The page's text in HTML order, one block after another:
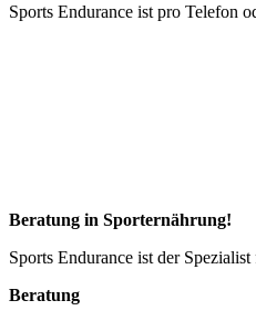
Sports Endurance ist pro Telefon
Beratung in Sporternährung!
Sports Endurance ist der
Beratung